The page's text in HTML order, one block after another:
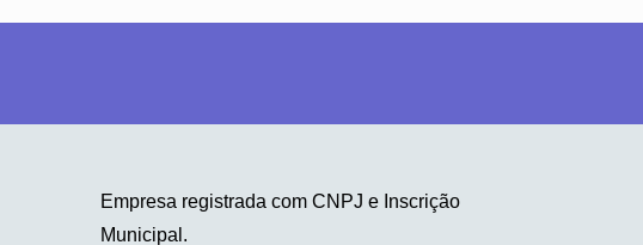
Empresa registrada com CNPJ e Inscrição
Municipal.